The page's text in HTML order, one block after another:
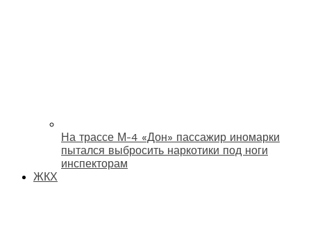
На трассе М-4 «Дон» пассажир иномарки
пытался выбросить наркотики под ноги
инспекторам
ЖКХ